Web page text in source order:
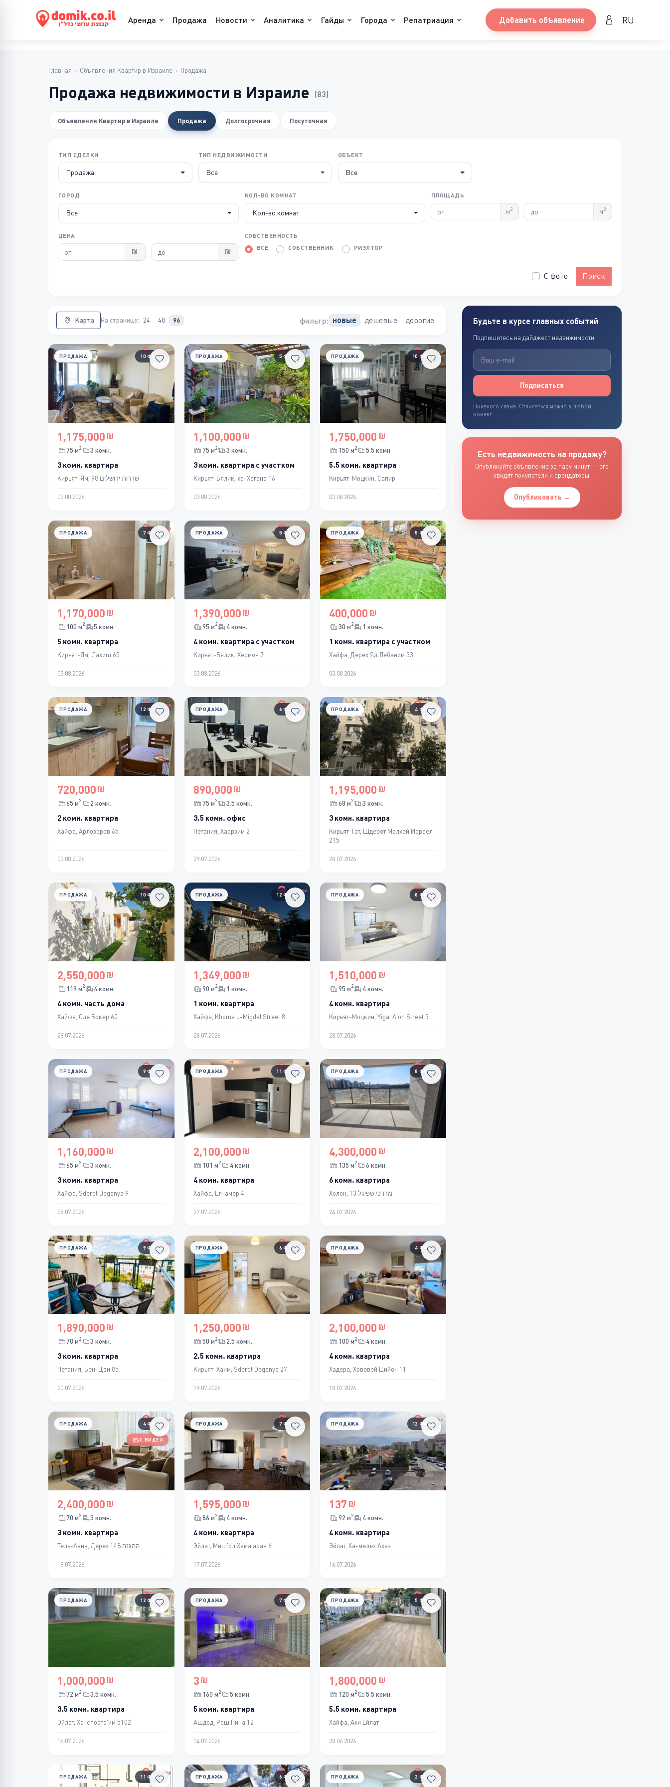
Аренда Продажа Новости Аналитика Гайды Города Репатриация Добавить объявление RU
Главная › Объявления Квартир в Израиле › Продажа
Продажа недвижимости в Израиле (83)
Объявления Квартир в Израиле Продажа Долгосрочная Посуточная
ТИП СДЕЛКИ
Продажа
ТИП НЕДВИЖИМОСТИ
Все
ОБЪЕКТ
Все
ГОРОД
Все
КОЛ-ВО КОМНАТ
Кол-во комнат
ПЛОЩАДЬ
м2 м2
ЦЕНА
СОБСТВЕННОСТЬ
ВСЕ
СОБСТВЕННИК РИЭЛТОР
С фото Поиск
Карта На странице: 24 48 96 фильтр: новые дешевые дорогие
10 ФОТО
ПРОДАЖА
1,175,000
75 м2 3 комн.
3 комн. квартира
Кирьят-Ям, שדרות ירושלים 98
03.08.2026
5 ФОТО
ПРОДАЖА
1,100,000
75 м2 3 комн.
3 комн. квартира с участком
Кирьят-Бялик, ха-Хагана 16
03.08.2026
10 ФОТО
ПРОДАЖА
1,750,000
150 м2 5.5 комн.
5.5 комн. квартира
Кирьят-Моцкин, Сапир
03.08.2026
7 ФОТО
ПРОДАЖА
1,170,000
100 м2 5 комн.
5 комн. квартира
Кирьят-Ям, Лахиш 65
03.08.2026
5 ФОТО
ПРОДАЖА
1,390,000
95 м2 4 комн.
4 комн. квартира с участком
Кирьят-Бялик, Хермон 7
03.08.2026
5 ФОТО
ПРОДАЖА
400,000
30 м2 1 комн.
1 комн. квартира с участком
Хайфа, Дерех Яд Лебаним 33
03.08.2026
12 ФОТО
ПРОДАЖА
720,000
65 м2 2 комн.
2 комн. квартира
Хайфа, Арлозоров 65
03.08.2026
6 ФОТО
ПРОДАЖА
890,000
75 м2 3.5 комн.
3.5 комн. офис
Нетания, Хаорзим 2
29.07.2026
4 ФОТО
ПРОДАЖА
1,195,000
68 м2 3 комн.
3 комн. квартира
Кирьят-Гат, Шдерот Малхей Исраел
215
28.07.2026
10 ФОТО
ПРОДАЖА
2,550,000
119 м2 4 комн.
4 комн. часть дома
Хайфа, Сде Бокер 60
28.07.2026
12 ФОТО
ПРОДАЖА
1,349,000
90 м2 1 комн.
1 комн. квартира
Хайфа, Khoma u-Migdal Street 8
28.07.2026
8 ФОТО
ПРОДАЖА
1,510,000
95 м2 4 комн.
4 комн. квартира
Кирьят-Моцкин, Yigal Alon Street 3
28.07.2026
9 ФОТО
ПРОДАЖА
1,160,000
65 м2 3 комн.
3 комн. квартира
Хайфа, Sderot Deganya 9
28.07.2026
11 ФОТО
ПРОДАЖА
2,100,000
101 м2 4 комн.
4 комн. квартира
Хайфа, Ел-амер 4
27.07.2026
8 ФОТО
ПРОДАЖА
4,300,000
135 м2 6 комн.
6 комн. квартира
Холон, מרדכי שפיגל 13
24.07.2026
9 ФОТО
ПРОДАЖА
1,890,000
78 м2 3 комн.
3 комн. квартира
Нетания, Бен-Цви 85
20.07.2026
6 ФОТО
ПРОДАЖА
1,250,000
50 м2 2.5 комн.
2.5 комн. квартира
Кирьят-Хаим, Sderot Deganya 27
19.07.2026
4 ФОТО
ПРОДАЖА
2,100,000
100 м2 4 комн.
4 комн. квартира
Хадера, Ховевей Цийон 11
18.07.2026
4 ФОТО
С ВИДЕО
ПРОДАЖА
2,400,000
70 м2 3 комн.
3 комн. квартира
Тель-Авив, Дерех ההגנה 148
18.07.2026
7 ФОТО
ПРОДАЖА
1,595,000
86 м2 4 комн.
4 комн. квартира
Эйлат, Миш'ол Хама'арав 6
17.07.2026
12 ФОТО
ПРОДАЖА
137
92 м2 4 комн.
4 комн. квартира
Эйлат, Ха-мелех Ахаз
16.07.2026
12 ФОТО
ПРОДАЖА
1,000,000
72 м2 3.5 комн.
3.5 комн. квартира
Эйлат, Ха-спорта'им 5102
16.07.2026
7 ФОТО
ПРОДАЖА
3
160 м2 5 комн.
5 комн. квартира
Ашдод, Рош Пина 12
14.07.2026
5 ФОТО
ПРОДАЖА
1,800,000
120 м2 5.5 комн.
5.5 комн. квартира
Хайфа, Ахи Ейлат
28.06.2026
11 ФОТО
ПРОДАЖА 6 ФОТО
ПРОДАЖА 2 ФОТО
ПРОДАЖА
Будьте в курсе главных событий
Подпишитесь на дайджест недвижимости
Подписаться
Никакого спама. Отписаться можно в любой
момент.
Есть недвижимость на продажу?
Опубликуйте объявление за пару минут — его
увидят покупатели и арендаторы.
Опубликовать →